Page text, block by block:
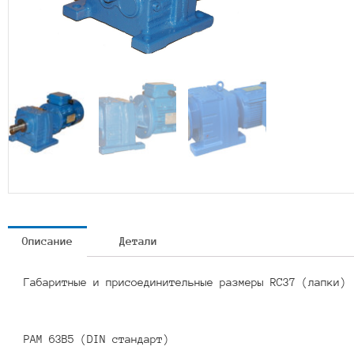
Описание Детали
Габаритные и присоединительные размеры RC37 (лапки)
PAM 63B5 (DIN стандарт)